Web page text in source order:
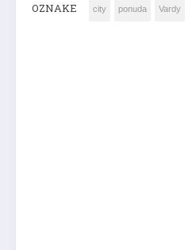
OZNAKE city ponuda Vardy